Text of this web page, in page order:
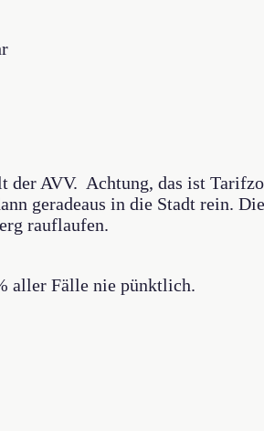
der AVV. Achtung, das ist
geradeaus in die Stadt rein.
rauflaufen.
aller Fälle nie pünktlich.